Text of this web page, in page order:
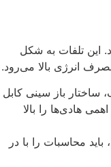
این تلفات به شکل
انرژی بالا می‌رود.
باز سینی کابل
هادی‌ها را بالا
محاسبات را با در